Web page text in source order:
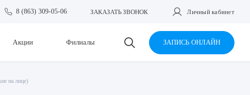
8 (863) 309-05-06 ЗАКАЗАТЬ ЗВОНОК Личный кабинет
Акции Филиалы ЗАПИСЬ ОНЛАЙН
на лице)